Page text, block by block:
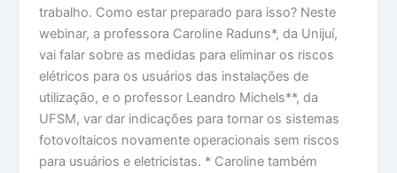
trabalho. Como estar preparado para isso? Neste
webinar, a professora Caroline Raduns*, da Unijuí,
vai falar sobre as medidas para eliminar os riscos
elétricos para os usuários das instalações de
utilização, e o professor Leandro Michels**, da
UFSM, var dar indicações para tornar os sistemas
fotovoltaicos novamente operacionais sem riscos
para usuários e eletricistas. * Caroline também